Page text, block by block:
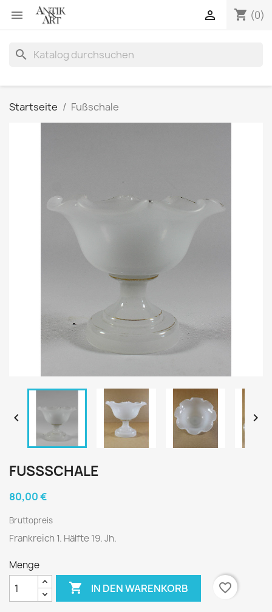
 shopping_cart (0)

search
Startseite Fußschale
 
FUSSSCHALE
80,00 €
Bruttopreis
Frankreich 1. Hälfte 19. Jh.
Menge
 IN DEN WARENKORB favorite_border